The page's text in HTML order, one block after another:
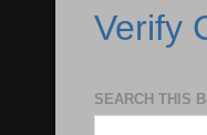
Verify
SEARCH THIS